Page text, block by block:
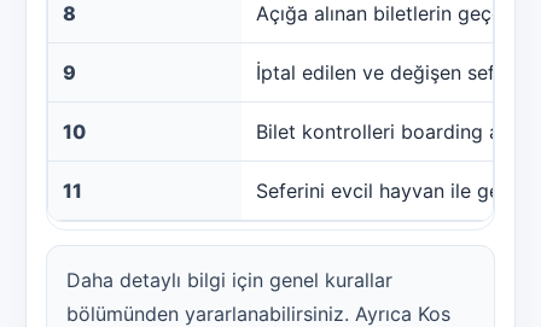
8 Açığa alınan biletlerin geçerli
9 İptal edilen ve değişen
10 Bilet kontrolleri boarding
11 Seferini evcil hayvan ile
Daha detaylı bilgi için genel kurallar
bölümünden yararlanabilirsiniz. Ayrıca Kos